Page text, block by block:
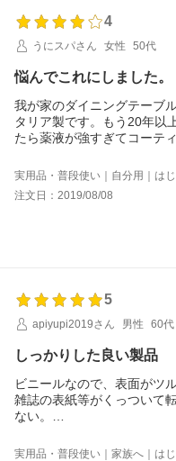
4
うにスパさん
女性 50代
悩んでこれにしました。
我が家のダイニングテーブ
タリア製です。もう20年以
たら薬液が強すぎてコーテ
たのですが、思い入れがあ
う方法を考え、中欧旅行し
0センチ位のテーブルクロ
ダーし購入。家族からは、
ので、買って良かったと
も書かれておりますが、結
実用品・普段使い｜自分用｜は
注文日：2019/08/08
5
apiyupi2019さん
男性 60代
しっかりした良い製品
ビニールなので、表面がツ
雑誌の表紙等がくっついて
ない。
しかし厚みがあるのでテー
あるので剥がれたりズレた
実用品・普段使い｜家族へ｜は